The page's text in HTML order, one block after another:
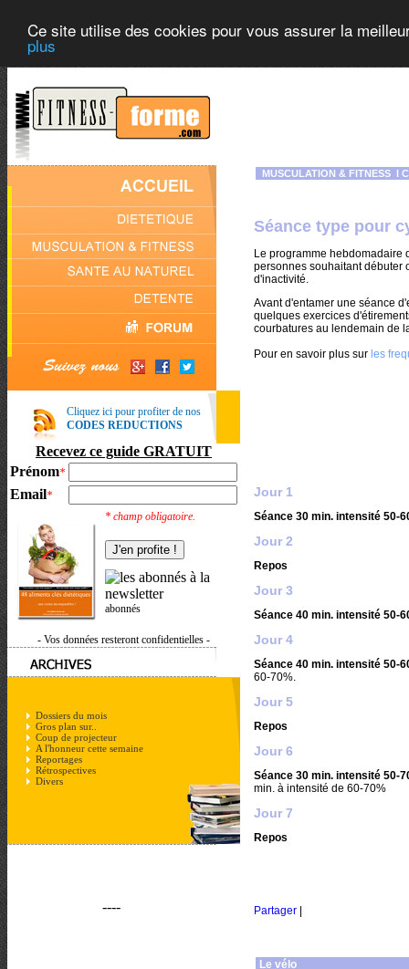
Ce site utilise des cookies pour vous assurer la
plus
Cliquez ici pour profiter de nos
CODES REDUCTIONS
Recevez ce guide GRATUIT
Prénom*
Email*
* champ obligatoire.
abonnés
- Vos données resteront confidentielles -
Dossiers du mois
Gros plan sur..
Coup de projecteur
A l'honneur cette semaine
Reportages
Rétrospectives
Divers
----
MUSCULATION & FITNESS l
Séance type pour
Le programme hebdomadaire
personnes souhaitant débuter
d'inactivité.
Avant d'entamer une séance
quelques exercices
courbatures au lendemain de
Pour en savoir plus sur les
Jour 1
Séance 30 min. intensité 50-
Jour 2
Repos
Jour 3
Séance 40 min. intensité 50-
Jour 4
Séance 40 min. intensité 50-
60-70%.
Jour 5
Repos
Jour 6
Séance 30 min. intensité 50-
min. à intensité de 60-70%
Jour 7
Repos
Partager
Le vélo